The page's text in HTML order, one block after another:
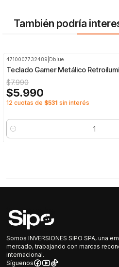
También podría
4710007732489 Dblue
Teclado Gamer Metálico
$7.990
$5.990
12 cuotas de $531 sin interés
Cantidad
Somos INVERSIONES SIPO SPA, una
mercado, trabajando con marcas
internacional.
Síguenos